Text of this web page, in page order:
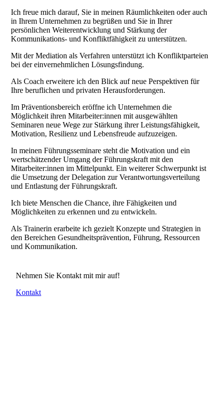
Ich freue mich darauf, Sie in meinen Räumlichkeiten oder auch
in Ihrem Unternehmen zu begrüßen und Sie in Ihrer
persönlichen Weiterentwicklung und Stärkung der
Kommunikations- und Konfliktfähigkeit zu unterstützen.
Mit der Mediation als Verfahren unterstützt ich Konfliktparteien
bei der einvernehmlichen Lösungsfindung.
Als Coach erweitere ich den Blick auf neue Perspektiven für
Ihre beruflichen und privaten Herausforderungen.
Im Präventionsbereich eröffne ich Unternehmen die
Möglichkeit ihren Mitarbeiter:innen mit ausgewählten
Seminaren neue Wege zur Stärkung ihrer Leistungsfähigkeit,
Motivation, Resilienz und Lebensfreude aufzuzeigen.
In meinen Führungsseminare steht die Motivation und ein
wertschätzender Umgang der Führungskraft mit den
Mitarbeiter:innen im Mittelpunkt. Ein weiterer Schwerpunkt ist
die Umsetzung der Delegation zur Verantwortungsverteilung
und Entlastung der Führungskraft.
Ich biete Menschen die Chance, ihre Fähigkeiten und
Möglichkeiten zu erkennen und zu entwickeln.
Als Trainerin erarbeite ich gezielt Konzepte und Strategien in
den Bereichen Gesundheitsprävention, Führung, Ressourcen
und Kommunikation.
Nehmen Sie Kontakt mit mir auf!
Kontakt